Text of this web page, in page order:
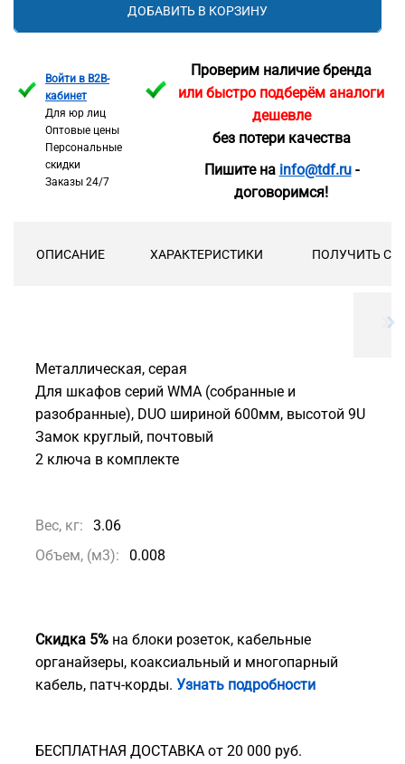
ДОБАВИТЬ В КОРЗИНУ
Войти в B2B-
кабинет
Для юр лиц
Оптовые цены
Персональные
скидки
Заказы 24/7
Проверим наличие бренда
или быстро подберём аналоги
дешевле
без потери качества
Пишите на info@tdf.ru-
договоримся!
ОПИСАНИЕ ХАРАКТЕРИСТИКИ ПОЛУЧИТЬ
Металлическая, серая
Для шкафов серий WMA (собранные и
разобранные), DUO шириной 600мм, высотой 9U
Замок круглый, почтовый
2 ключа в комплекте
Вес, кг:
3.06
Объем, (м3):
0.008
Скидка 5% на блоки розеток, кабельные
органайзеры, коаксиальный и многопарный
кабель, патч-корды. Узнать подробности
БЕСПЛАТНАЯ ДОСТАВКА от 20 000 руб.